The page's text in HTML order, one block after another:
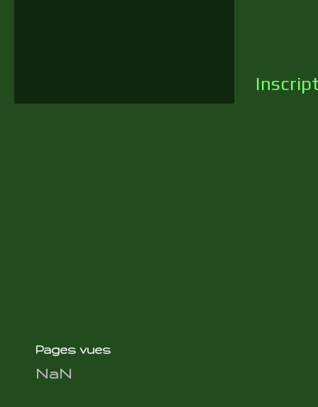
Pages vues
NaN